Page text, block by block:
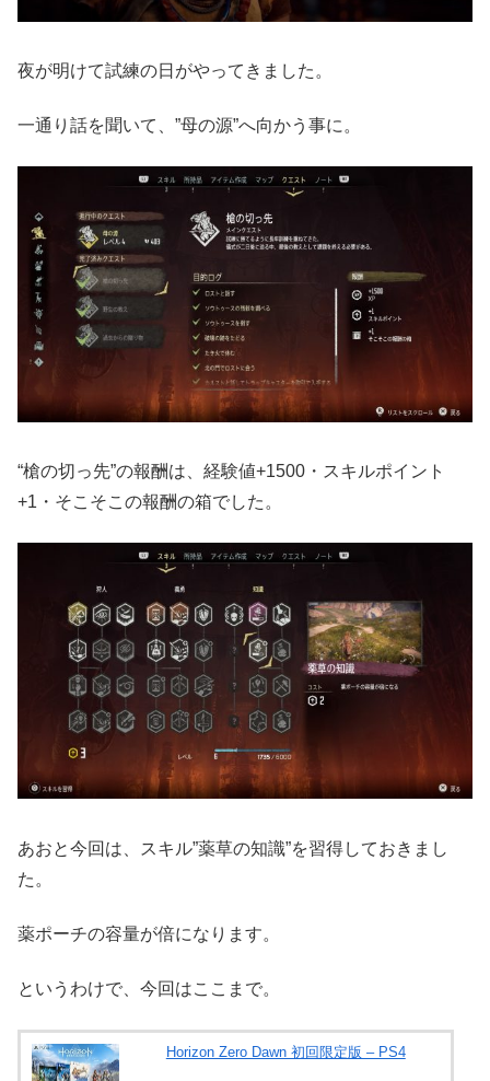
夜が明けて試練の日がやってきました。
一通り話を聞いて、”母の源”へ向かう事に。
“槍の切っ先”の報酬は、経験値+1500・スキルポイント
+1・そこそこの報酬の箱でした。
あおと今回は、スキル”薬草の知識”を習得しておきまし
た。
薬ポーチの容量が倍になります。
というわけで、今回はここまで。
Horizon Zero Dawn 初回限定版 – PS4